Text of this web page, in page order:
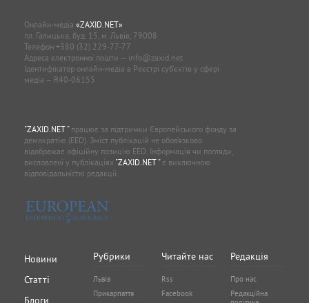
Онлайн-медіа «ZAXID.NET»
пл. Галицька, буд. 15, м. Львів, 79008
Телефон +380 (32) 229-77-77
Адреса електронної пошти — info@zaxid.net
Ідентифікатор онлайн-медіа в Реєстрі суб'єктів у сфері
медіа — R40-06155
"ZAXID.NET "працює за підтримки Європейського фонду за
демократію (EED). Зміст публікацій не обов’язково
відображає офіційну позицію EED. Інформація чи погляди,
висловлені у публікаціях "ZAXID.NET "є виключною
відповідальністю редакції.
Новини
Статті
Блоги
Рубрики
Львів
Прикарпаття
Читайте нас
Rss
Facebook
Редакція
Про нас
Редакційна